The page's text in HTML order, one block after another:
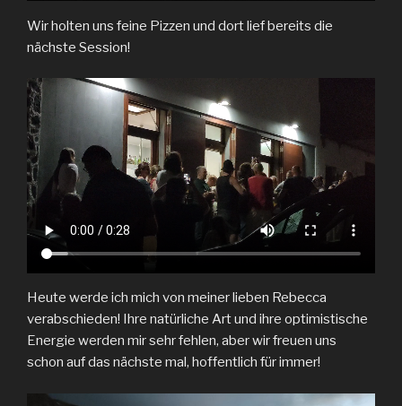
Wir holten uns feine Pizzen und dort lief bereits die
nächste Session!
Heute werde ich mich von meiner lieben Rebecca
verabschieden! Ihre natürliche Art und ihre optimistische
Energie werden mir sehr fehlen, aber wir freuen uns
schon auf das nächste mal, hoffentlich für immer!